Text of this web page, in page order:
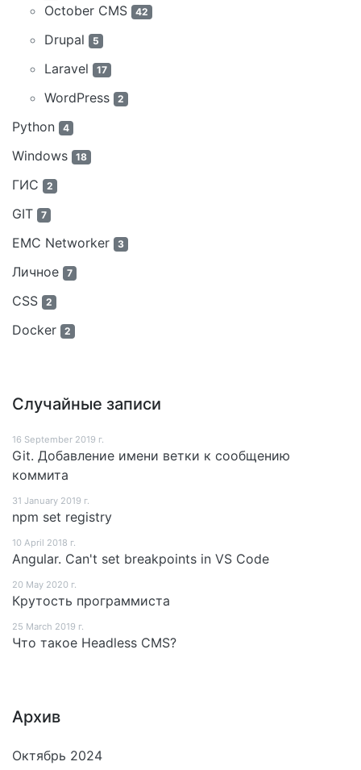
October CMS 42
Drupal 5
Laravel 17
WordPress 2
Python 4
Windows 18
ГИС 2
GIT 7
EMC Networker 3
Личное 7
CSS 2
Docker 2
Случайные записи
16 September 2019 г.
Git. Добавление имени ветки к сообщению
коммита
31 January 2019 г.
npm set registry
10 April 2018 г.
Angular. Can't set breakpoints in VS Code
20 May 2020 г.
Крутость программиста
25 March 2019 г.
Что такое Headless CMS?
Архив
Октябрь 2024